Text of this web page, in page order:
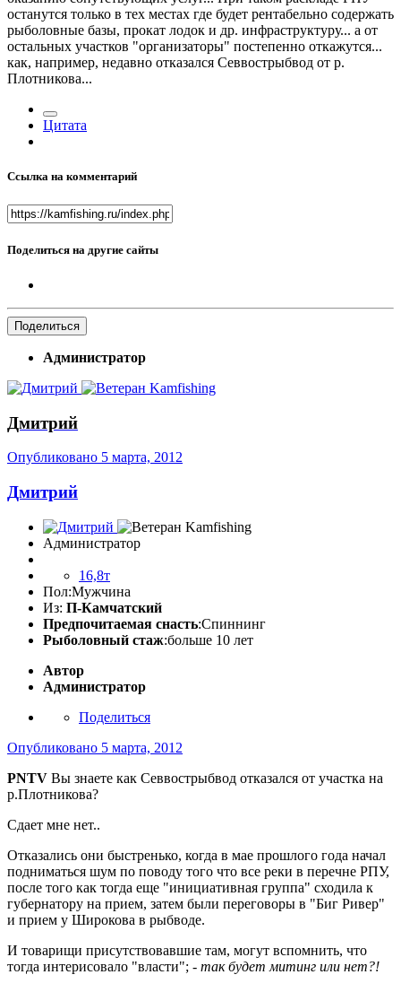
останутся только в тех местах где будет рентабельно содержать
рыболовные базы, прокат лодок и др. инфраструктуру... а от
остальных участков "организаторы" постепенно откажутся...
как, например, недавно отказался Севвострыбвод от р.
Плотникова...
Цитата
Ссылка на комментарий
Поделиться на другие сайты
Поделиться
Администратор
Дмитрий
Опубликовано 5 марта, 2012
Дмитрий
Администратор
16,8т
Пол:Мужчина
Из: П-Камчатский
Предпочитаемая снасть:Спиннинг
Рыболовный стаж:больше 10 лет
Автор
Администратор
Поделиться
Опубликовано 5 марта, 2012
PNTV Вы знаете как Севвострыбвод отказался от участка на
р.Плотникова?
Сдает мне нет..
Отказались они быстренько, когда в мае прошлого года начал
подниматься шум по поводу того что все реки в перечне РПУ,
после того как тогда еще "инициативная группа" сходила к
губернатору на прием, затем были переговоры в "Биг Ривер"
и прием у Широкова в рыбводе.
И товарищи присутствовавшие там, могут вспомнить, что
тогда интерисовало "власти"; - так будет митинг или нет?!